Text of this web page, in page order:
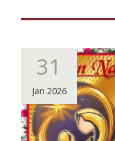
31
Jan 2026